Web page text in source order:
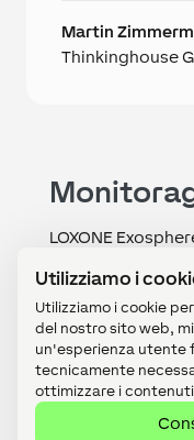
Utilizziamo i
Utilizziamo i cookie
del nostro sito web,
un'esperienza utente
tecnicamente
ottimizzare i
Martin
Thinkinghouse
LOXONE
scostamenti. Con
mantieni sempre